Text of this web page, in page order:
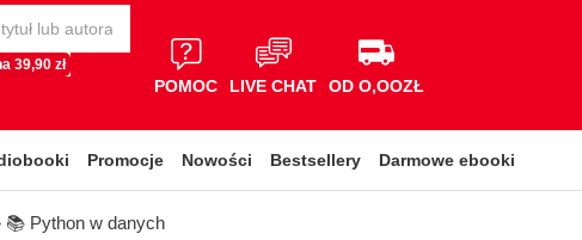
39,90 zł
POMOC LIVE CHAT OD O,OOZŁ
Promocje Nowości Bestsellery Darmowe ebooki
📚 Python w danych